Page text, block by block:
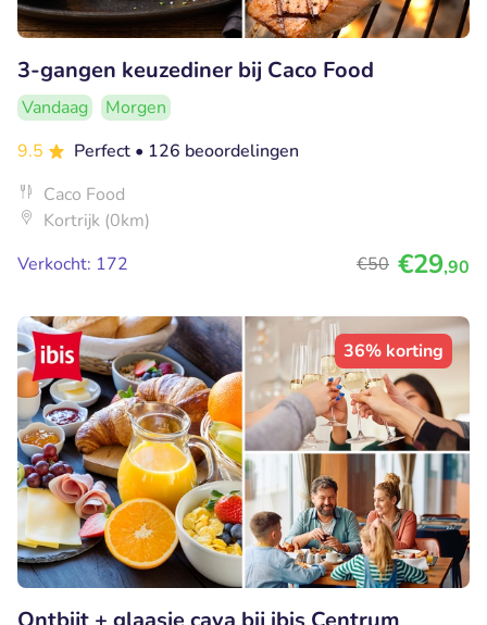
3-gangen keuzediner bij Caco Food
Vandaag
Morgen
9.5
Perfect • 126 beoordelingen
Caco Food
Kortrijk (0km)
Verkocht: 172
€50 €29,90
36% korting